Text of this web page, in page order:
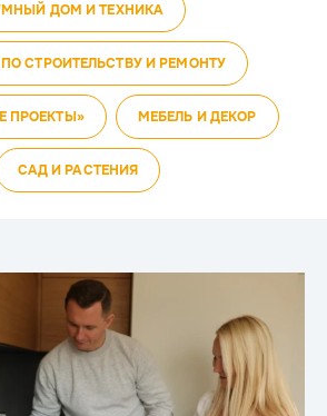
ДОМ И ТЕХНИКА
СТРОИТЕЛЬСТВУ И РЕМОНТУ
ПРОЕКТЫ» МЕБЕЛЬ И ДЕКОР
САД И РАСТЕНИЯ